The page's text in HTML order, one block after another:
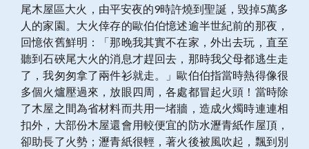
尾木屋區大火，由平安夜的9時許燒到聖誕，毀掉5萬多
人的家園。大火倖存的歐伯伯憶述逾半世紀前的那夜，
回憶依舊鮮明：「那晚我其實不在家，外出去玩，直至
聽到石硤尾大火的消息才趕回去，那時我父母都逃生走
了，我匆匆拿了兩件衫就走。」歐伯伯指當時熱得像很
多個火爐壓過來，放眼四周，各處都冒起火頭！當時除
了木屋之間為省材料而共用一堵牆，造成火燭時連連相
扣外，大部份木屋還會用較便宜的防水瀝青紙作屋頂，
卻助長了火勢；瀝青紙很輕，著火後被風吹起，飄到別